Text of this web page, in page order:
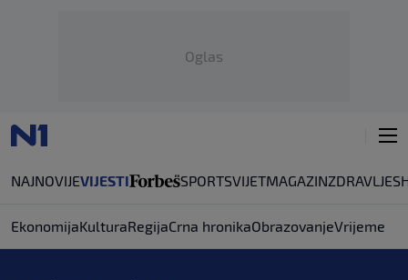
Oglas
NAJNOVIJEVIJESTI SPORTSVIJETMAGAZINZDRAVLJE
EkonomijaKulturaRegijaCrna hronikaObrazovanjeVrijeme